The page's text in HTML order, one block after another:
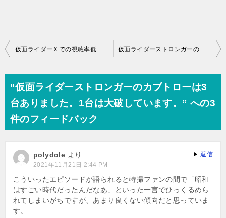
投
ビ
ゲ
ー
ョ
仮面ライダーＸでの視聴率低下に関する考察2 仮面ライダーストロンガーのカブトローは3台ありました。1台は大破しています。2
“仮面ライダーストロンガーのカブトローは3
台ありました。1台は大破しています。” への3
件のフィードバック
polydole より:
2021年11月21日 2:44 PM
こういったエピソードが語られると特撮ファンの間で「昭和
はすごい時代だったんだなあ」といった一言でひっくるめら
れてしまいがちですが、あまり良くない傾向だと思っていま
す。
返信